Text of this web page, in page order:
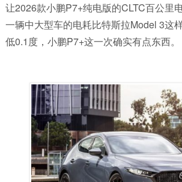
让2026款小鹏P7+纯电版的CLTC百公里
一辆中大型车的电耗比特斯拉Model 3这
低0.1度，小鹏P7+这一次确实有点东西。